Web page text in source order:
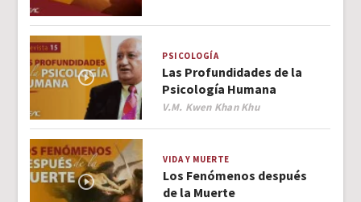
PSICOLOGÍA
Las Profundidades de la
Psicología Humana
Author
V.M. Kwen Khan Khu
VIDA Y MUERTE
Los Fenómenos después
de la Muerte